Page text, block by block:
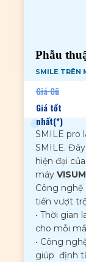
Phẫu
SMILE TRÊN
SMILE pro
SMILE.
hiện đại
máy
Công nghệ
tiến vượt
• Thời gian
cho mỗi
• Công
giúp định
Giá tốt
nhất(*)
Giá Cũ